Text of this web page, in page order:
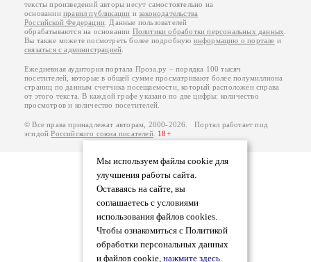
Мы используем файлы cookie для
улучшения работы сайта.
Оставаясь на сайте, вы
соглашаетесь с условиями
использования файлов cookies.
Чтобы ознакомиться с Политикой
обработки персональных данных
и файлов cookie, нажмите здесь.
тексты произведений авторы несут самостоятельно на
основанииправил публикации изаконодательства
Российской Федерации . Данные пользователей
обрабатываются на основании Политики обработки персональных данных
Вы также можете посмотреть более подробную информацию о портале и
связаться с администрацией
Ежедневная аудитория портала Проза.ру – порядка 100 тысяч
посетителей, которые в общей сумме просматривают более полумиллиона
страниц по данным счетчика посещаемости, который расположен справа
от этого текста. В каждой графе указано по две цифры: количество
просмотров и количество посетителей.
© Все права принадлежат авторам, 2000-2026. Портал работает под
эгидойРоссийского союза писателей. 18+